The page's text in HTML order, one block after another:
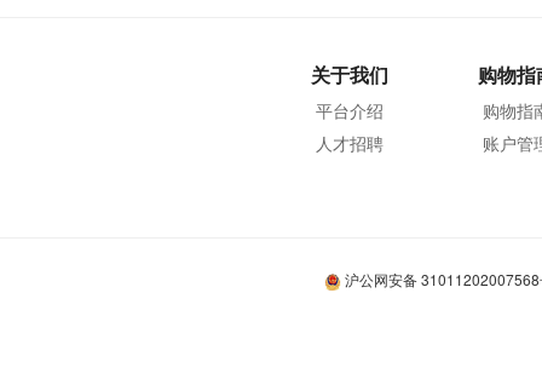
关于我们
平台介绍
人才招聘
购物指
购物指
账户管
沪公网安备 31011202007568